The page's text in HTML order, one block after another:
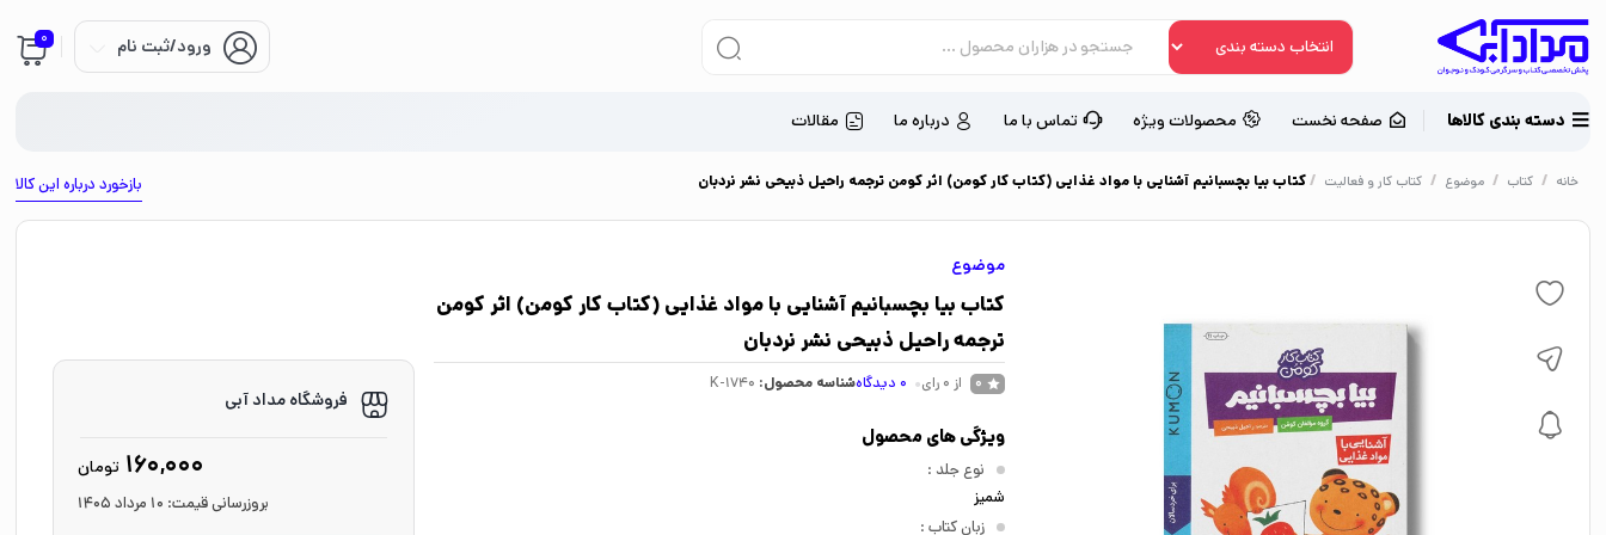
ورود/ثبت نام 0
دسته بندی کالاها صفحه نخست محصولات ویژه تماس با ما درباره ما مقالات
بازخورد درباره این کالا خانه / کتاب / موضوع / کتاب کار و فعالیت /کتاب بیا بچسبانیم آشنایی با مواد غذایی (کتاب کار کومن) اثر کومن ترجمه راحیل ذبیحی نشر نردبان
موضوع
کتاب بیا بچسبانیم آشنایی با مواد غذایی (کتاب کار کومن) اثر کومن
ترجمه راحیل ذبیحی نشر نردبان
0 از 0 رای 0 دیدگاهشناسه محصول: K-1740
ویژگی های محصول
نوع جلد :
شمیز
زبان کتاب :
فروشگاه مداد آبی
160,000 تومان
بروزرسانی قیمت: 10 مرداد 1405